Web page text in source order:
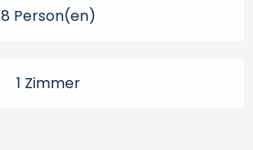
8 Person(en)
1 Zimmer